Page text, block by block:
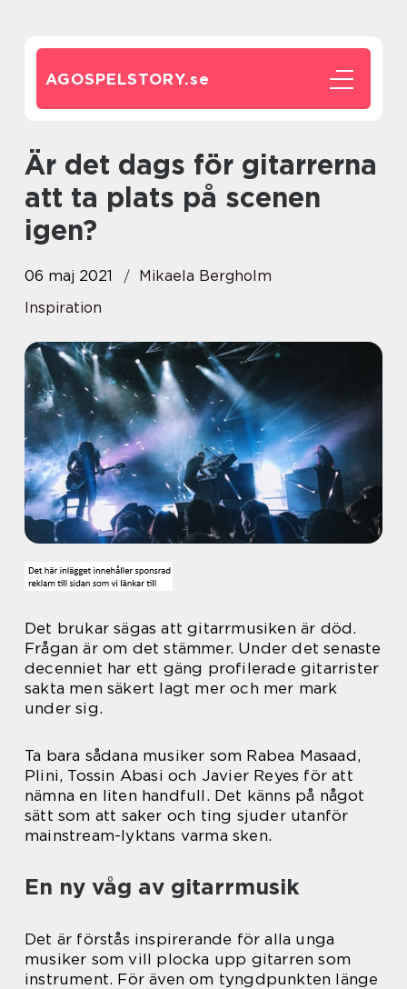
AGOSPELSTORY.se
Är det dags för gitarrerna
att ta plats på scenen
igen?
06 maj 2021
Mikaela Bergholm
Inspiration
Det brukar sägas att gitarrmusiken är död.
Frågan är om det stämmer. Under det senaste
decenniet har ett gäng profilerade gitarrister
sakta men säkert lagt mer och mer mark
under sig.
Ta bara sådana musiker som Rabea Masaad,
Plini, Tossin Abasi och Javier Reyes för att
nämna en liten handfull. Det känns på något
sätt som att saker och ting sjuder utanför
mainstream-lyktans varma sken.
En ny våg av gitarrmusik
Det är förstås inspirerande för alla unga
musiker som vill plocka upp gitarren som
instrument. För även om tyngdpunkten länge